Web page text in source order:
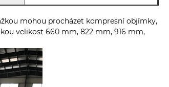
mohou procházet kompresní objímky,
velikost 660 mm, 822 mm, 916 mm,